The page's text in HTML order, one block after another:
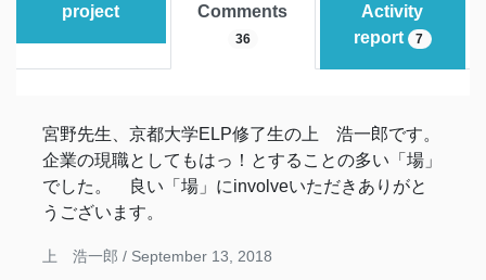
project Comments
36
Activity
report 7
宮野先生、京都大学ELP修了生の上 浩一郎です。
企業の現職としてもはっ！とすることの多い「場」
でした。 良い「場」にinvolveいただきありがと
うございます。
上 浩一郎 / September 13, 2018